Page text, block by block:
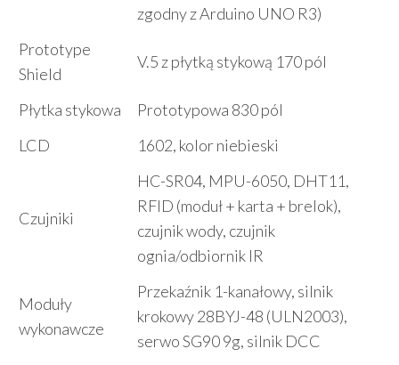
zgodny z Arduino UNO R3)
Prototype
Shield
V.5 z płytką stykową 170 pól
Płytka stykowa
Prototypowa 830 pól
LCD
1602, kolor niebieski
Czujniki
HC-SR04, MPU-6050, DHT11,
RFID (moduł + karta + brelok),
czujnik wody, czujnik
ognia/odbiornik IR
Moduły
wykonawcze
Przekaźnik 1-kanałowy, silnik
krokowy 28BYJ-48 (ULN2003),
serwo SG90 9g, silnik DCC